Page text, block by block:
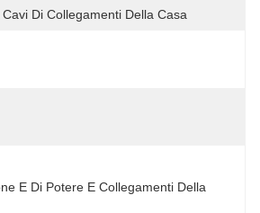
Di Collegamenti Della Casa
E Di Potere E Collegamenti Della